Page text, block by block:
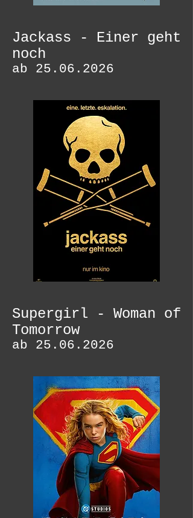
Jackass - Einer geht
noch
ab 25.06.2026
Supergirl - Woman of
Tomorrow
ab 25.06.2026